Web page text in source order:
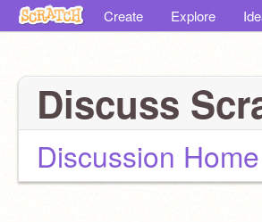
Create Explore
Discuss
Discussion Home